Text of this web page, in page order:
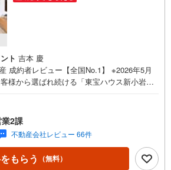
ト 吉本 慶
成約者レビュー【全国No.1】 ※2026年5月
様から選ばれ続ける「東宝ハウス新小岩」
間内（9:00～20:00）はお電話でのご連絡が
ご自宅への送迎・最寄駅でのお待ち合わせ
相談ください。 選ばれる3つの「圧倒的メ
【業界最低水準の提携住宅ローン】「他社
「借入がある」方も独自審査で多数承認！優
手数料0円でお得に。（2）【未来カレンダー
2課
不動産会社レビュー 66件
もらう （無料）